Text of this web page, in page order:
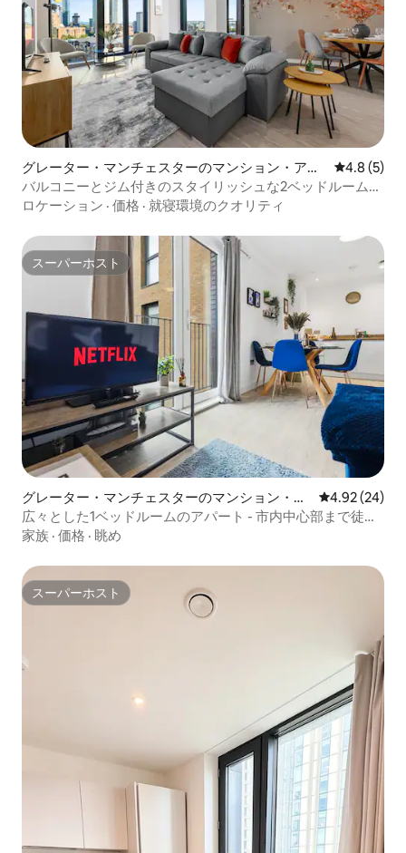
グレーター・マンチェスターのマンション・アパ
ート
レビュー5
4.8 (5)
バルコニーとジム付きのスタイリッシュな2ベッドルームの
アパート | 6名様用
ロケーション · 価格 · 就寝環境のクオリティ
スーパーホスト
スーパーホスト
グレーター・マンチェスターのマンション・ア
パート
レビュー24
4.92 (24)
広々とした1ベッドルームのアパート - 市内中心部まで徒歩
で行けます！
家族 · 価格 · 眺め
スーパーホスト
スーパーホスト